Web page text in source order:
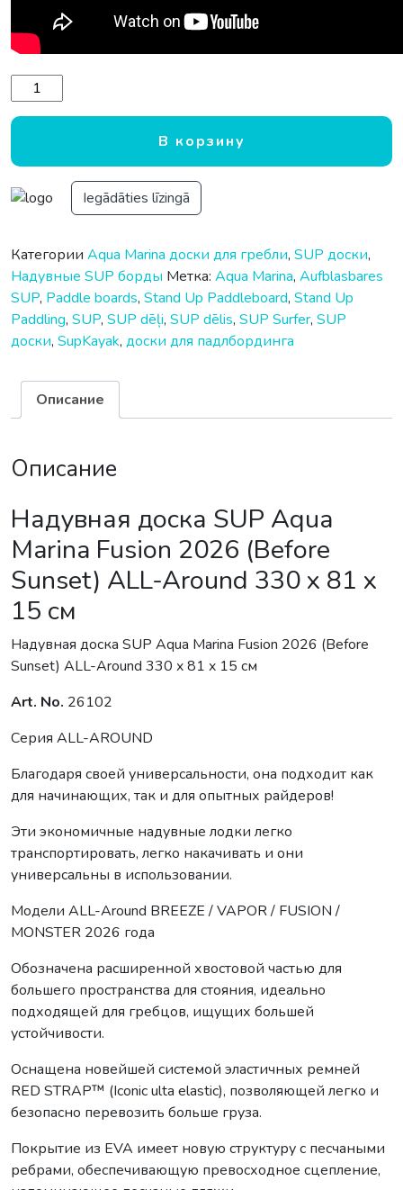
Количество товара Надувная доска SUP Aqua Marina
В корзину
Iegādāties līzingā
Категории Aqua Marina доски для гребли, SUP доски,
Надувные SUP борды Метка: Aqua Marina, Aufblasbares
SUP, Paddle boards, Stand Up Paddleboard, Stand Up
Paddling, SUP, SUP dēļi, SUP dēlis, SUP Surfer, SUP
доски, SupKayak, доски для падлбординга
Описание
Описание
Надувная доска SUP Aqua
Marina Fusion 2026 (Before
Sunset) ALL-Around 330 x 81 x
15 см
Надувная доска SUP Aqua Marina Fusion 2026 (Before
Sunset) ALL-Around 330 x 81 x 15 см
Art. No. 26102
Серия ALL-AROUND
Благодаря своей универсальности, она подходит как
для начинающих, так и для опытных райдеров!
Эти экономичные надувные лодки легко
транспортировать, легко накачивать и они
универсальны в использовании.
Модели ALL-Around BREEZE / VAPOR / FUSION /
MONSTER 2026 года
Обозначена расширенной хвостовой частью для
большего пространства для стояния, идеально
подходящей для гребцов, ищущих большей
устойчивости.
Оснащена новейшей системой эластичных ремней
RED STRAP™ (Iconic ulta elastic), позволяющей легко и
безопасно перевозить больше груза.
Покрытие из EVA имеет новую структуру с песчаными
ребрами, обеспечивающую превосходное сцепление,